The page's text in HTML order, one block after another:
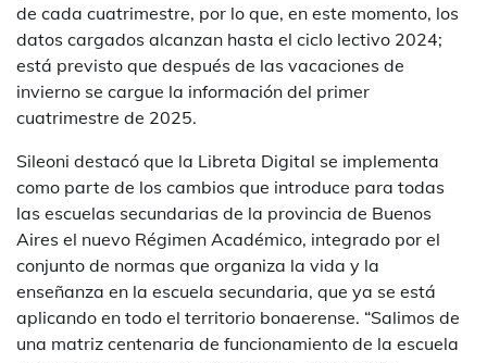
de cada cuatrimestre, por lo que, en este momento, los
datos cargados alcanzan hasta el ciclo lectivo 2024;
está previsto que después de las vacaciones de
invierno se cargue la información del primer
cuatrimestre de 2025.
Sileoni destacó que la Libreta Digital se implementa
como parte de los cambios que introduce para todas
las escuelas secundarias de la provincia de Buenos
Aires el nuevo Régimen Académico, integrado por el
conjunto de normas que organiza la vida y la
enseñanza en la escuela secundaria, que ya se está
aplicando en todo el territorio bonaerense. “Salimos de
una matriz centenaria de funcionamiento de la escuela